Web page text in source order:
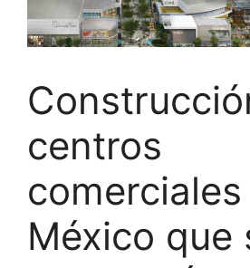
centros
comerciales
México que